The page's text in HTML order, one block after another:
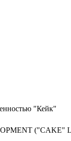
"Кейк"
("CAKE"